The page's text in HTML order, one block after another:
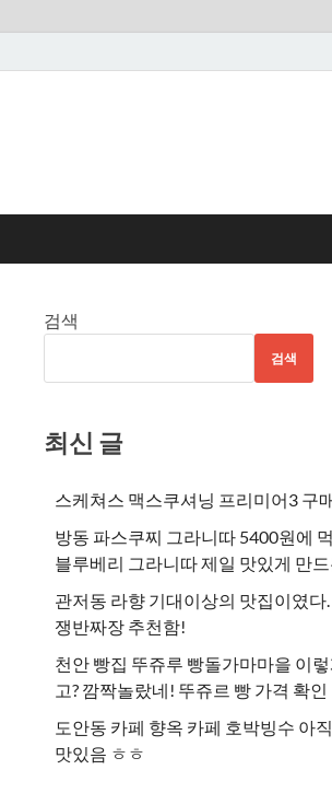
검색
검색
최신 글
스케쳐스 맥스쿠셔닝 프리미어3 구
방동 파스쿠찌 그라니따 5400원에
블루베리 그라니따 제일 맛있게 만
관저동 라향 기대이상의 맛집이였다.
쟁반짜장 추천함!
천안 빵집 뚜쥬루 빵돌가마마을 이
고? 깜짝놀랐네! 뚜쥬르 빵 가격 확인
도안동 카페 향옥 카페 호박빙수 아
맛있음 ㅎㅎ